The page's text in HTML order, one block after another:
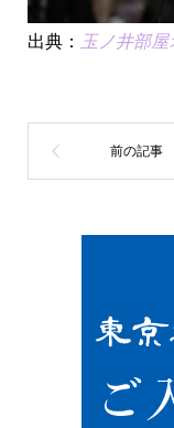
出典： 玉ノ井部